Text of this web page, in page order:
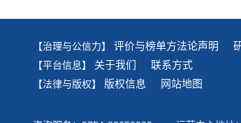
【治理与公信力】 评价与榜单方法论声明
【平台信息】 关于我们 联系方式
【法律与版权】 版权信息 网站地图